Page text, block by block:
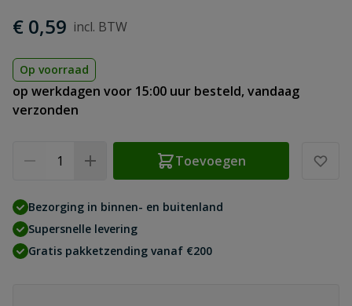
€ 0,59
Op voorraad
op werkdagen voor 15:00 uur besteld, vandaag
verzonden
Toevoegen
Bezorging in binnen- en buitenland
Supersnelle levering
Gratis pakketzending vanaf €200